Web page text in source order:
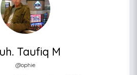
Taufiq M
@ophie